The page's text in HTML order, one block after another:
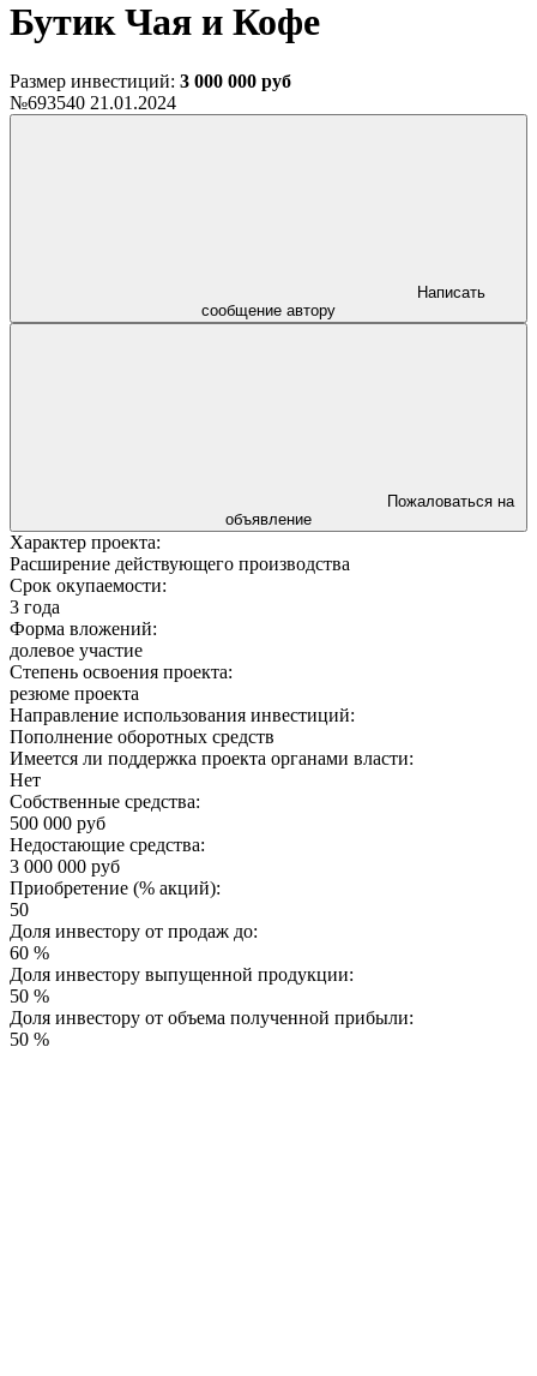
Бутик Чая и Кофе
Размер инвестиций: 3 000 000 руб
№693540 21.01.2024
сообщение автору
объявление
Характер проекта:
Расширение действующего производства
Срок окупаемости:
3 года
Форма вложений:
долевое участие
Степень освоения проекта:
резюме проекта
Направление использования инвестиций:
Пополнение оборотных средств
Имеется ли поддержка проекта органами власти:
Нет
Собственные средства:
500 000 руб
Недостающие средства:
3 000 000 руб
Приобретение (% акций):
50
Доля инвестору от продаж до:
60 %
Доля инвестору выпущенной продукции:
50 %
Доля инвестору от объема полученной прибыли:
50 %